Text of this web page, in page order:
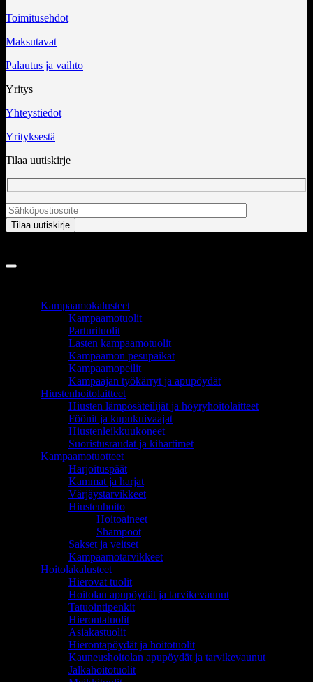
Toimitusehdot
Maksutavat
Palautus ja vaihto
Yritys
Yhteystiedot
Yrityksestä
Tilaa uutiskirje
Kampaamokalusteet
Kampaamotuolit
Parturituolit
Lasten kampaamotuolit
Kampaamon pesupaikat
Kampaamopeilit
Kampaajan työkärryt ja apupöydät
Hiustenhoitolaitteet
Hiusten lämpösäteilijät ja höyryhoitolaitteet
Föönit ja kupukuivaajat
Hiustenleikkuukoneet
Suoristusraudat ja kihartimet
Kampaamotuotteet
Harjoituspäät
Kammat ja harjat
Värjäystarvikkeet
Hiustenhoito
Hoitoaineet
Shampoot
Sakset ja veitset
Kampaamotarvikkeet
Hoitolakalusteet
Hierovat tuolit
Hoitolan apupöydät ja tarvikevaunut
Tatuointipenkit
Hierontatuolit
Asiakastuolit
Hierontapöydät ja hoitotuolit
Kauneushoitolan apupöydät ja tarvikevaunut
Jalkahoitotuolit